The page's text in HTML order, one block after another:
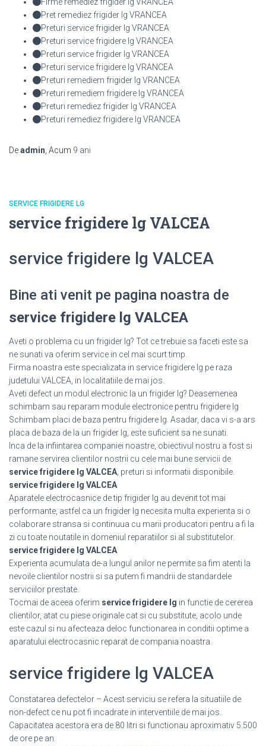
Pret remediez frigider lg VRANCEA
Preturi service frigider lg VRANCEA
Preturi service frigidere lg VRANCEA
Preturi service frigider lg VRANCEA
Preturi service frigidere lg VRANCEA
Preturi remediem frigider lg VRANCEA
Preturi remediem frigidere lg VRANCEA
Preturi remediez frigider lg VRANCEA
Preturi remediez frigidere lg VRANCEA
Deadmin , Acum 9 ani
SERVICE FRIGIDERE LG
service frigidere lg VALCEA
service frigidere lg VALCEA
Bine ati venit pe pagina noastra de
service frigidere lg VALCEA
Aveti o problema cu un frigider lg? Tot ce trebuie sa faceti este sa
ne sunati va oferim service in cel mai scurt timp.
Firma noastra este specializata in service frigidere lg pe raza
judetului VALCEA, in localitatiile de mai jos.
Aveti defect un modul electronic la un frigider lg? Deasemenea
schimbam sau reparam module electronice pentru frigidere lg
Schimbam placi de baza pentru frigidere lg. Asadar, daca vi s-a ars
placa de baza de la un frigider lg, este suficient sa ne sunati.
Inca de la infiintarea companiei noastre, obiectivul nostru a fost si
ramane servirea clientilor nostrii cu cele mai bune servicii de
service frigidere lg VALCEA , preturi si informatii disponibile.
service frigidere lg VALCEA
Aparatele electrocasnice de tip frigider lg au devenit tot mai
performante, astfel ca un frigider lg necesita multa experienta si o
colaborare stransa si continuua cu marii producatori pentru a fi la
zi cu toate noutatile in domeniul reparatiilor si al substitutelor.
service frigidere lg VALCEA
Experienta acumulata de-a lungul anilor ne permite sa fim atenti la
nevoile clientilor nostrii si sa putem fi mandrii de standardele
serviciilor prestate.
Tocmai de aceea oferim service frigidere lg in functie de cererea
clientilor, atat cu piese originale cat si cu substitute, acolo unde
este cazul si nu afecteaza deloc functionarea in conditii optime a
aparatului electrocasnic reparat de compania noastra.
service frigidere lg VALCEA
Constatarea defectelor – Acest serviciu se refera la situatiile de
non-defect ce nu pot fi incadrate in interventiile de mai jos.
Capacitatea acestora era de 80 litri si functionau aproximativ 5.500
de ore pe an.